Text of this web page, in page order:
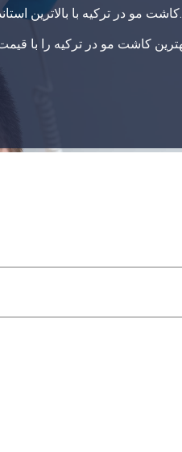
کاشت مو در ترکیه با بالاترین استانداردهای مراقبت، یک راه حل جامع و ایمن برای نیازهای بهداشتی شما ارائه می‌دهد.